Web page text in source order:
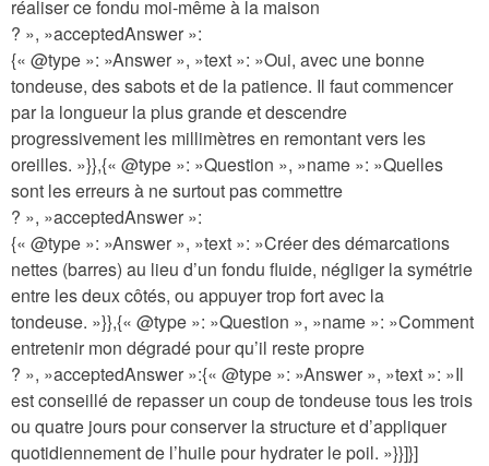
réaliser ce fondu moi-même à la maison
? », »acceptedAnswer »:
{« @type »: »Answer », »text »: »Oui, avec une bonne
tondeuse, des sabots et de la patience. Il faut commencer
par la longueur la plus grande et descendre
progressivement les millimètres en remontant vers les
oreilles. »}},{« @type »: »Question », »name »: »Quelles
sont les erreurs à ne surtout pas commettre
? », »acceptedAnswer »:
{« @type »: »Answer », »text »: »Créer des démarcations
nettes (barres) au lieu d’un fondu fluide, négliger la symétrie
entre les deux côtés, ou appuyer trop fort avec la
tondeuse. »}},{« @type »: »Question », »name »: »Comment
entretenir mon dégradé pour qu’il reste propre
? », »acceptedAnswer »:{« @type »: »Answer », »text »: »Il
est conseillé de repasser un coup de tondeuse tous les trois
ou quatre jours pour conserver la structure et d’appliquer
quotidiennement de l’huile pour hydrater le poil. »}}]}]